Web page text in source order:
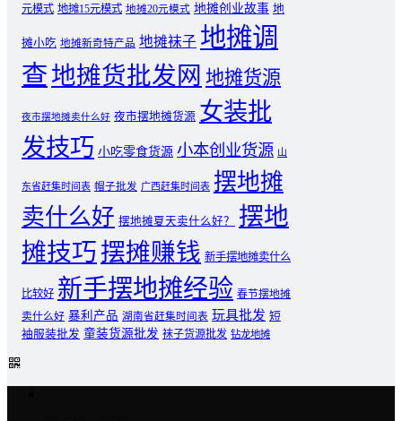
元模式 地摊15元模式 地摊20元模式 地摊创业故事 地
摊小吃 地摊新奇特产品 地摊袜子 地摊调
查地摊货批发网 地摊货源
夜市摆地摊卖什么好 夜市摆地摊货源 女装批
发技巧 小吃零食货源 小本创业货源 山
东省赶集时间表 帽子批发 广西赶集时间表 摆地摊
卖什么好 摆地摊夏天卖什么好？
摆地
摊技巧摆摊赚钱 新手摆地摊卖什么
比较好 新手摆地摊经验 春节摆地摊
卖什么好 暴利产品 湖南省赶集时间表 玩具批发 短
袖服装批发 童装货源批发 袜子货源批发 钻龙地摊